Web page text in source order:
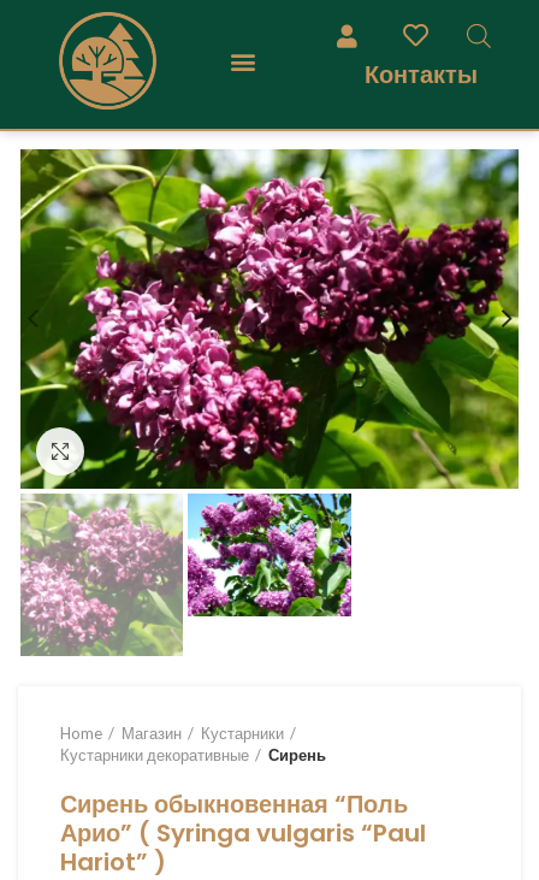
Контакты
Увеличить
Home Магазин
Кустарники
Кустарники декоративные
Сирень
Сирень обыкновенная “Поль
Арио” ( Syringa vulgaris “Paul
Hariot” )